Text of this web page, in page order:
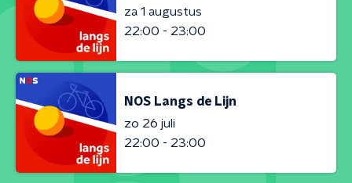
za 1 augustus
22:00 - 23:00
NOS Langs de Lijn
zo 26 juli
22:00 - 23:00